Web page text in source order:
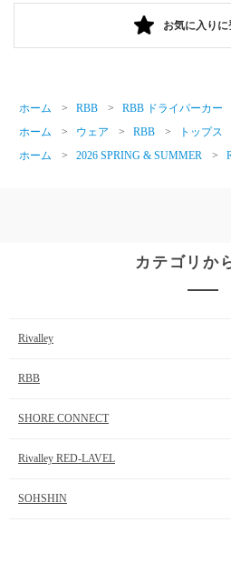
お気に入りに
ホーム > RBB >
RBB ドライパーカー
ホーム
> ウェア > RBB > トップス
ホーム
> 2026 SPRING & SUMMER >
カテゴリか
Rivalley
RBB
SHORE CONNECT
Rivalley RED-LAVEL
SOHSHIN